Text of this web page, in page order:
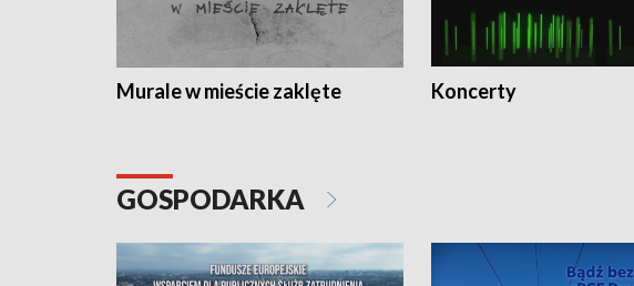
Murale w mieście zaklęte Koncerty
GOSPODARKA